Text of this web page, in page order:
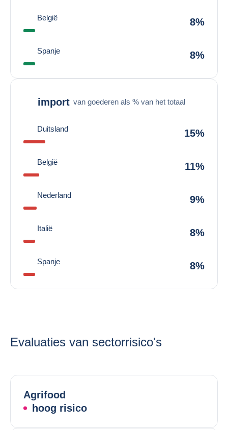
België 8%
Spanje 8%
import van goederen als % van het totaal
Duitsland 15%
België 11%
Nederland 9%
Italië 8%
Spanje 8%
Evaluaties van sectorrisico's
Agrifood
hoog risico